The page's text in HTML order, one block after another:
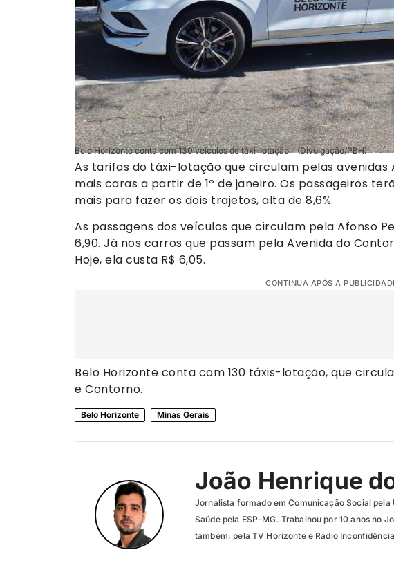
Belo Horizonte conta com 130 veículos de táxi-lotação - (Divulgação/PBH)
As tarifas do táxi-lotação que circulam pelas avenidas
mais caras a partir de 1º de janeiro. Os passageiros
mais para fazer os dois trajetos, alta de 8,6%.
As passagens dos veículos que circulam pela Afonso
6,90. Já nos carros que passam pela Avenida do
Hoje, ela custa R$ 6,05.
CONTINUA APÓS A
Belo Horizonte conta com 130 táxis-lotação, que
e Contorno.
Belo Horizonte Minas Gerais
João Henrique
Jornalista formado em Comunicação Social
Saúde pela ESP-MG. Trabalhou por 10 anos no
também, pela TV Horizonte e Rádio